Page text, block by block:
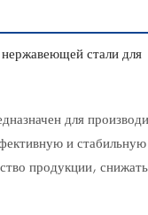
стали для
для
и стабильную
продукции, снижать